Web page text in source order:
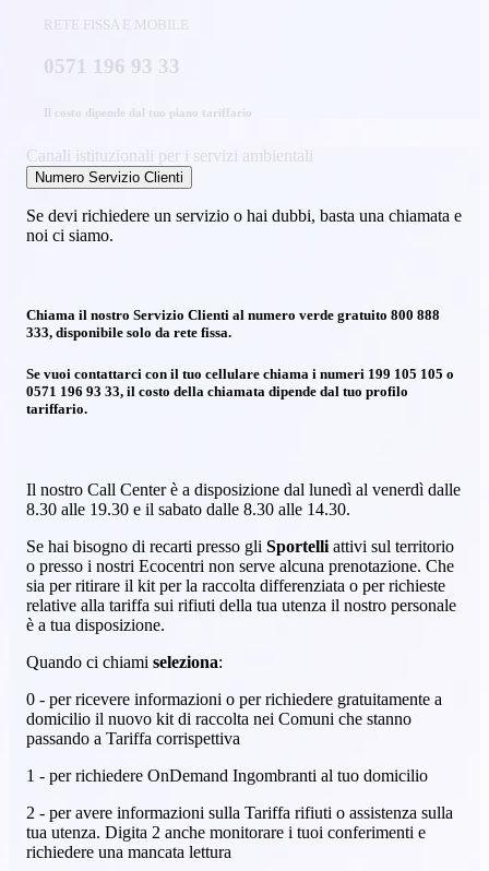
RETE FISSA E MOBILE
0571 196 93 33
Il costo dipende dal tuo piano tariffario
Canali istituzionali per i servizi ambientali
Numero Servizio Clienti
Se devi richiedere un servizio o hai dubbi, basta una chiamata e
noi ci siamo.
Chiama il nostro Servizio Clienti al numero verde gratuito 800 888
333, disponibile solo da rete fissa.
Se vuoi contattarci con il tuo cellulare chiama i numeri 199 105 105 o
0571 196 93 33, il costo della chiamata dipende dal tuo profilo
tariffario.
Il nostro Call Center è a disposizione dal lunedì al venerdì dalle
8.30 alle 19.30 e il sabato dalle 8.30 alle 14.30.
Se hai bisogno di recarti presso gli Sportelli attivi sul territorio
o presso i nostri Ecocentri non serve alcuna prenotazione. Che
sia per ritirare il kit per la raccolta differenziata o per richieste
relative alla tariffa sui rifiuti della tua utenza il nostro personale
è a tua disposizione.
Quando ci chiami seleziona:
0 - per ricevere informazioni o per richiedere gratuitamente a
domicilio il nuovo kit di raccolta nei Comuni che stanno
passando a Tariffa corrispettiva
1 - per richiedere OnDemand Ingombranti al tuo domicilio
2 - per avere informazioni sulla Tariffa rifiuti o assistenza sulla
tua utenza. Digita 2 anche monitorare i tuoi conferimenti e
richiedere una mancata lettura